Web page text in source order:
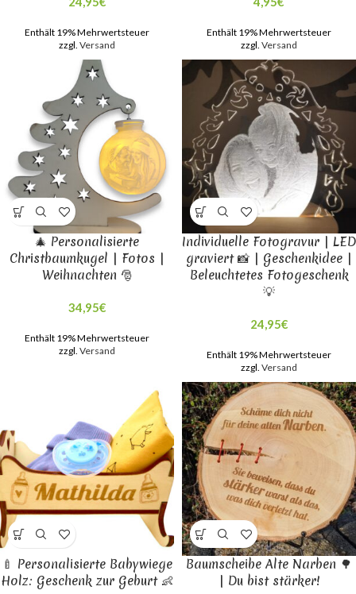
Enthält 19% Mehrwertsteuer
zzgl. Versand
Enthält 19% Mehrwertsteuer
zzgl. Versand
🎄 Personalisierte
Christbaumkugel | Fotos |
Weihnachten 🎅
34,95€
Enthält 19% Mehrwertsteuer
zzgl. Versand
Individuelle Fotogravur | LED
graviert 📸 | Geschenkidee |
Beleuchtetes Fotogeschenk
💡
24,95€
Enthält 19% Mehrwertsteuer
zzgl. Versand
🍼 Personalisierte Babywiege
Holz: Geschenk zur Geburt 👶
Baumscheibe Alte Narben 🌳
| Du bist stärker!